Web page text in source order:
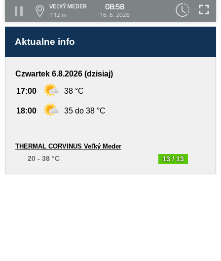
VEĽKÝ MEDER
112 m
08:58
16. 6. 2026
Aktualne info
Czwartek 6.8.2026 (dzisiaj)
17:00 38 °C
18:00 35 do 38 °C
13 / 13
THERMAL CORVINUS Veľký Meder
20 - 38 °C